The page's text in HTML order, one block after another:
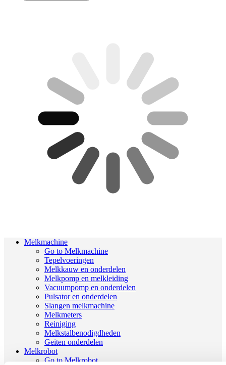
Melkmachine
Go to Melkmachine
Tepelvoeringen
Melkkauw en onderdelen
Melkpomp en melkleiding
Vacuumpomp en onderdelen
Pulsator en onderdelen
Slangen melkmachine
Melkmeters
Reiniging
Melkstalbenodigdheden
Geiten onderdelen
Melkrobot
Go to Melkrobot